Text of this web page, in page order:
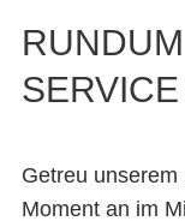
Getreu
Moment an im